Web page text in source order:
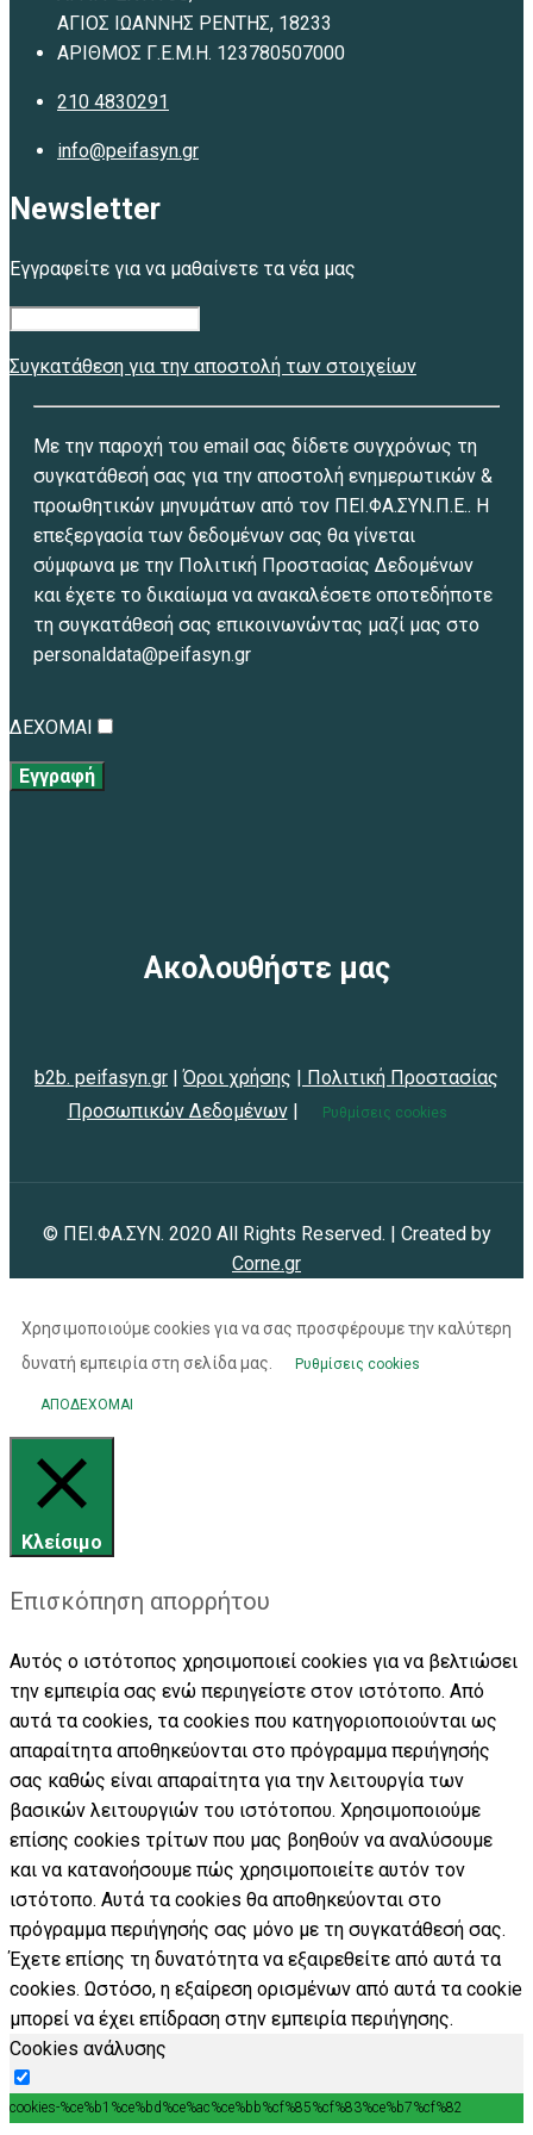
ΑΓΙΟΣ ΙΩΑΝΝΗΣ ΡΕΝΤΗΣ, 18233
ΑΡΙΘΜΟΣ Γ.Ε.Μ.Η. 123780507000
210 4830291
info@peifasyn.gr
Newsletter
Εγγραφείτε για να μαθαίνετε τα νέα μας
Συγκατάθεση για την αποστολή των στοιχείων
Με την παροχή του email σας δίδετε συγχρόνως τη
συγκατάθεσή σας για την αποστολή ενημερωτικών &
προωθητικών μηνυμάτων από τον ΠΕΙ.ΦΑ.ΣΥΝ.Π.Ε.. Η
επεξεργασία των δεδομένων σας θα γίνεται
σύμφωνα με την Πολιτική Προστασίας Δεδομένων
και έχετε το δικαίωμα να ανακαλέσετε οποτεδήποτε
τη συγκατάθεσή σας επικοινωνώντας μαζί μας στο
personaldata@peifasyn.gr
ΔΕΧΟΜΑΙ
Εγγραφή
Ακολουθήστε μας
b2b. peifasyn.gr |Όροι χρήσης | Πολιτική Προστασίας
Προσωπικών Δεδομένων| Ρυθμίσεις cookies
© ΠΕΙ.ΦΑ.ΣΥΝ. 2020 All Rights Reserved. | Created by
Corne.gr
Χρησιμοποιούμε cookies για να σας προσφέρουμε την καλύτερη
δυνατή εμπειρία στη σελίδα μας.
Ρυθμίσεις cookies
ΑΠΟΔΕΧΟΜΑΙ
Κλείσιμο
Επισκόπηση απορρήτου
Αυτός ο ιστότοπος χρησιμοποιεί cookies για να βελτιώσει
την εμπειρία σας ενώ περιηγείστε στον ιστότοπο. Από
αυτά τα cookies, τα cookies που κατηγοριοποιούνται ως
απαραίτητα αποθηκεύονται στο πρόγραμμα περιήγησής
σας καθώς είναι απαραίτητα για την λειτουργία των
βασικών λειτουργιών του ιστότοπου. Χρησιμοποιούμε
επίσης cookies τρίτων που μας βοηθούν να αναλύσουμε
και να κατανοήσουμε πώς χρησιμοποιείτε αυτόν τον
ιστότοπο. Αυτά τα cookies θα αποθηκεύονται στο
πρόγραμμα περιήγησής σας μόνο με τη συγκατάθεσή σας.
Έχετε επίσης τη δυνατότητα να εξαιρεθείτε από αυτά τα
cookies. Ωστόσο, η εξαίρεση ορισμένων από αυτά τα cookie
μπορεί να έχει επίδραση στην εμπειρία περιήγησης.
Cookies ανάλυσης
cookies-%ce%b1%ce%bd%ce%ac%ce%bb%cf%85%cf%83%ce%b7%cf%82